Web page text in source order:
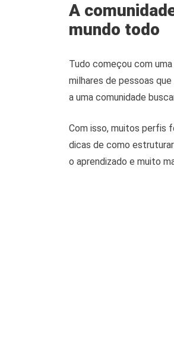
A
mundo todo
Tudo começou com
milhares de pessoas
a uma comunidade
Com isso, muitos perfis
dicas de como
o aprendizado e muito